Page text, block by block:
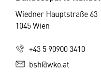
Wiedner Hauptstraße 63
1045 Wien
+43 5 90900 3410
bsh@wko.at